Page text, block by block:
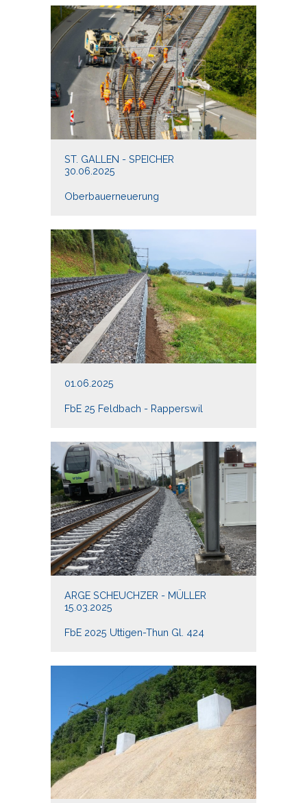
ST. GALLEN - SPEICHER
30.06.2025
Oberbauerneuerung
01.06.2025
FbE 25 Feldbach - Rapperswil
ARGE SCHEUCHZER - MÜLLER
15.03.2025
FbE 2025 Uttigen-Thun Gl. 424